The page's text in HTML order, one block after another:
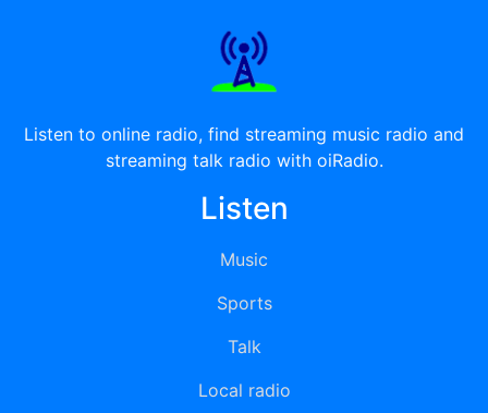
Listen to online radio, find streaming music radio and
streaming talk radio with oiRadio.
Listen
Music
Sports
Talk
Local radio